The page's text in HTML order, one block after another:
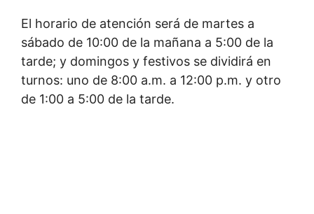
El horario de atención será de martes a
sábado de 10:00 de la mañana a 5:00 de la
tarde; y domingos y festivos se dividirá en
turnos: uno de 8:00 a.m. a 12:00 p.m. y otro
de 1:00 a 5:00 de la tarde.